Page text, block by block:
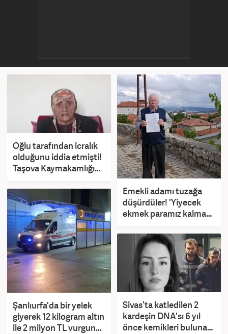
Oğlu tarafından icralık
olduğunu iddia etmişti!
Taşova Kaymakamlığı
Emekli adamı tuzağa
düşürdüler! 'Yiyecek
ekmek paramız kalmadı'
Şanlıurfa'da bir yelek
giyerek 12 kilogram altın
ile 2 milyon TL vurgun
Sivas'ta katledilen 2
kardeşin DNA'sı 6 yıl
önce kemikleri bulunan